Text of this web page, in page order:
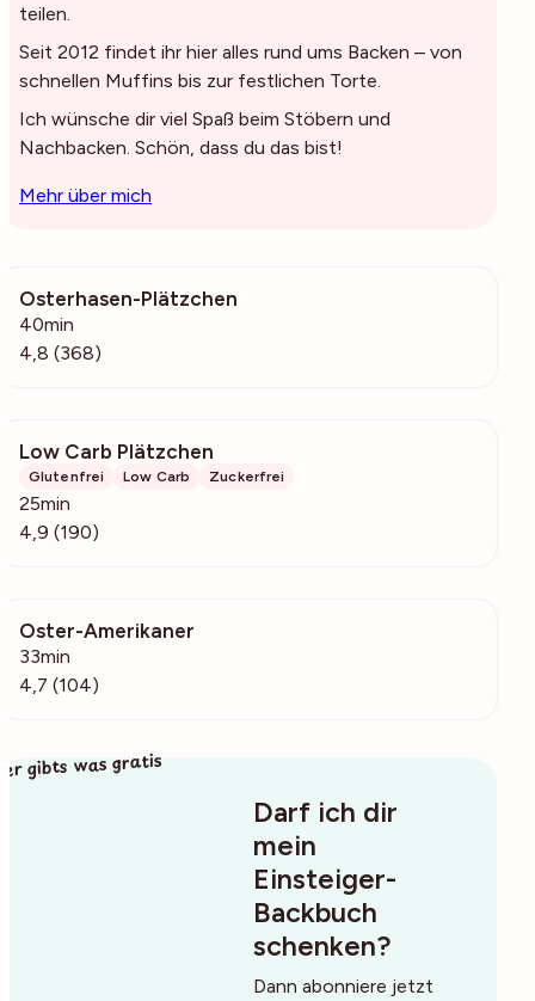
teilen.
Seit 2012 findet ihr hier alles rund ums Backen – von
schnellen Muffins bis zur festlichen Torte.
Ich wünsche dir viel Spaß beim Stöbern und
Nachbacken. Schön, dass du das bist!
Mehr über mich
Osterhasen-Plätzchen
40min
4,8 (368)
Low Carb Plätzchen
Glutenfrei Low Carb Zuckerfrei
25min
4,9 (190)
Oster-Amerikaner
33min
4,7 (104)
Darf ich dir
mein
Einsteiger-
Backbuch
schenken?
Dann abonniere jetzt
gibts was gratis